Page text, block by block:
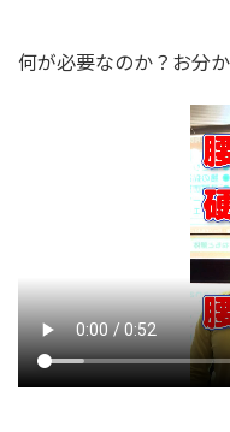
何が必要なのか？お分